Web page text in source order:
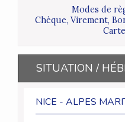
Modes de
Chèque, Virement,
SITUATION /
NICE - ALPES